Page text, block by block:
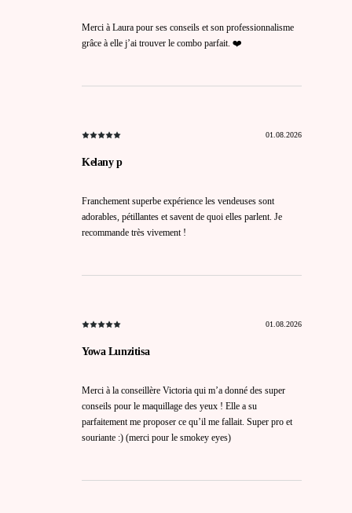
Merci à Laura pour ses conseils et son professionnalisme
grâce à elle j’ai trouver le combo parfait. ❤️
01.08.2026
Kelany p
Franchement superbe expérience les vendeuses sont
adorables, pétillantes et savent de quoi elles parlent. Je
recommande très vivement !
01.08.2026
Yowa Lunzitisa
Merci à la conseillère Victoria qui m’a donné des super
conseils pour le maquillage des yeux ! Elle a su
parfaitement me proposer ce qu’il me fallait. Super pro et
souriante :) (merci pour le smokey eyes)